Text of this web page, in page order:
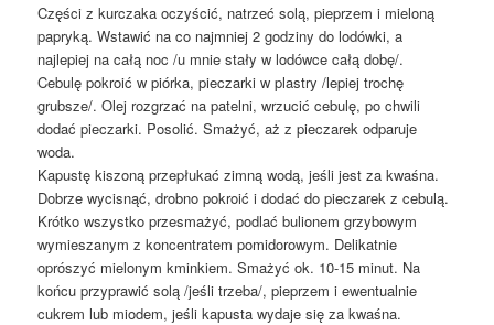
Części z kurczaka oczyścić, natrzeć solą, pieprzem i mieloną
papryką. Wstawić na co najmniej 2 godziny do lodówki, a
najlepiej na całą noc /u mnie stały w lodówce całą dobę/.
Cebulę pokroić w piórka, pieczarki w plastry /lepiej trochę
grubsze/. Olej rozgrzać na patelni, wrzucić cebulę, po chwili
dodać pieczarki. Posolić. Smażyć, aż z pieczarek odparuje
woda.
Kapustę kiszoną przepłukać zimną wodą, jeśli jest za kwaśna.
Dobrze wycisnąć, drobno pokroić i dodać do pieczarek z cebulą.
Krótko wszystko przesmażyć, podlać bulionem grzybowym
wymieszanym z koncentratem pomidorowym. Delikatnie
oprószyć mielonym kminkiem. Smażyć ok. 10-15 minut. Na
końcu przyprawić solą /jeśli trzeba/, pieprzem i ewentualnie
cukrem lub miodem, jeśli kapusta wydaje się za kwaśna.